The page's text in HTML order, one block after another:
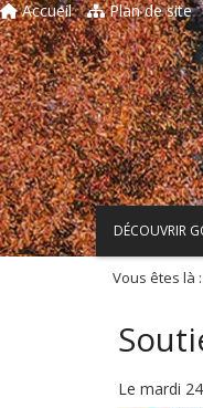
Accueil Plan de site
DÉCOUVRIR
Vous êtes là :
Le mardi